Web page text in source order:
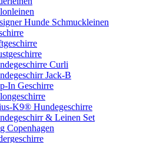
Hunde Schmuckleinen
Curli
Jack-B
In Geschirre
K9® Hundegeschirre
& Leinen Set
Copenhagen